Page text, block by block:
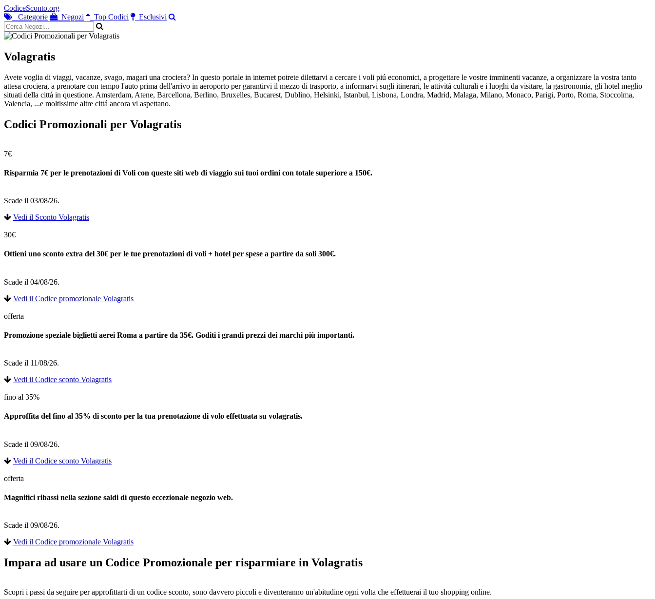
CodiceSconto.org
Categorie
Negozi Top Codici Esclusivi
Volagratis
Avete voglia di viaggi, vacanze, svago, magari una crociera? In questo portale in internet potrete dilettarvi a cercare i voli piú economici, a progettare le vostre imminenti vacanze, a organizzare la vostra tanto
attesa crociera, a prenotare con tempo l'auto prima dell'arrivo in aeroporto per garantirvi il mezzo di trasporto, a informarvi sugli itinerari, le attivitá culturali e i luoghi da visitare, la gastronomia, gli hotel meglio
situati della cittá in questione. Amsterdam, Atene, Barcellona, Berlino, Bruxelles, Bucarest, Dublino, Helsinki, Istanbul, Lisbona, Londra, Madrid, Malaga, Milano, Monaco, Parigi, Porto, Roma, Stoccolma,
Valencia, ...e moltissime altre cittá ancora vi aspettano.
Codici Promozionali per Volagratis
7€
Risparmia 7€ per le prenotazioni di Voli con queste siti web di viaggio sui tuoi ordini con totale superiore a 150€.
Scade il 03/08/26.
Vedi il Sconto Volagratis
30€
Ottieni uno sconto extra del 30€ per le tue prenotazioni di voli + hotel per spese a partire da soli 300€.
Scade il 04/08/26.
Vedi il Codice promozionale Volagratis
offerta
Promozione speziale biglietti aerei Roma a partire da 35€. Goditi i grandi prezzi dei marchi più importanti.
Scade il 11/08/26.
Vedi il Codice sconto Volagratis
fino al 35%
Approffita del fino al 35% di sconto per la tua prenotazione di volo effettuata su volagratis.
Scade il 09/08/26.
Vedi il Codice sconto Volagratis
offerta
Magnifici ribassi nella sezione saldi di questo eccezionale negozio web.
Scade il 09/08/26.
Vedi il Codice promozionale Volagratis
Impara ad usare un Codice Promozionale per risparmiare in Volagratis
Scopri i passi da seguire per approfittarti di un codice sconto, sono davvero piccoli e diventeranno un'abitudine ogni volta che effettuerai il tuo shopping online.